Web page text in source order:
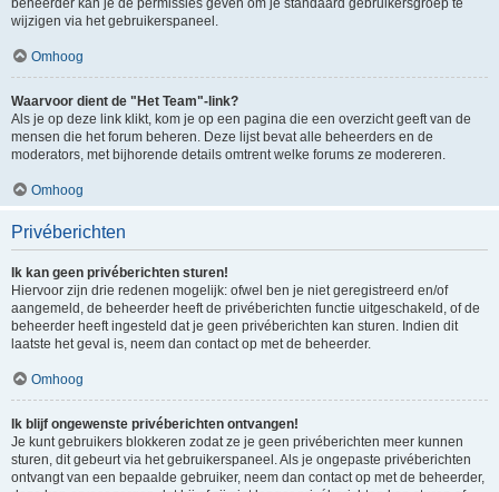
beheerder kan je de permissies geven om je standaard gebruikersgroep te
wijzigen via het gebruikerspaneel.
Omhoog
Waarvoor dient de "Het Team"-link?
Als je op deze link klikt, kom je op een pagina die een overzicht geeft van de
mensen die het forum beheren. Deze lijst bevat alle beheerders en de
moderators, met bijhorende details omtrent welke forums ze modereren.
Omhoog
Privéberichten
Ik kan geen privéberichten sturen!
Hiervoor zijn drie redenen mogelijk: ofwel ben je niet geregistreerd en/of
aangemeld, de beheerder heeft de privéberichten functie uitgeschakeld, of de
beheerder heeft ingesteld dat je geen privéberichten kan sturen. Indien dit
laatste het geval is, neem dan contact op met de beheerder.
Omhoog
Ik blijf ongewenste privéberichten ontvangen!
Je kunt gebruikers blokkeren zodat ze je geen privéberichten meer kunnen
sturen, dit gebeurt via het gebruikerspaneel. Als je ongepaste privéberichten
ontvangt van een bepaalde gebruiker, neem dan contact op met de beheerder,